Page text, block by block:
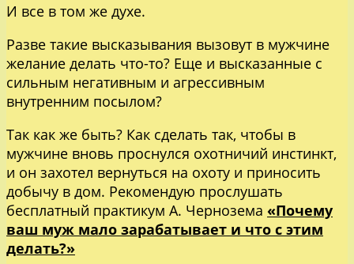
И все в том же духе.
Разве такие высказывания вызовут в мужчине
желание делать что-то? Еще и высказанные с
сильным негативным и агрессивным
внутренним посылом?
Так как же быть? Как сделать так, чтобы в
мужчине вновь проснулся охотничий инстинкт,
и он захотел вернуться на охоту и приносить
добычу в дом. Рекомендую прослушать
бесплатный практикум А. Чернозема «Почему
ваш муж мало зарабатывает и что с этим
делать?»